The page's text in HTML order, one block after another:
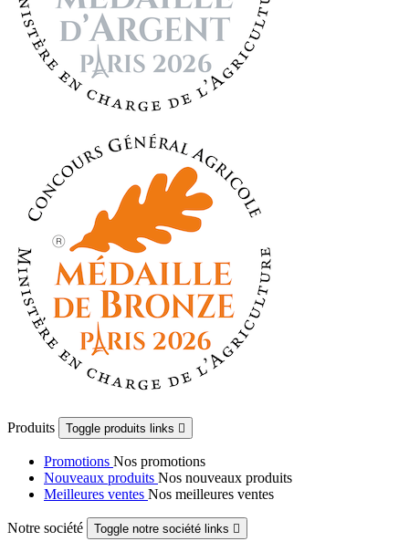
Produits Toggle produits links 
Promotions Nos promotions
Nouveaux produits Nos nouveaux produits
Meilleures ventes Nos meilleures ventes
Notre société Toggle notre société links 